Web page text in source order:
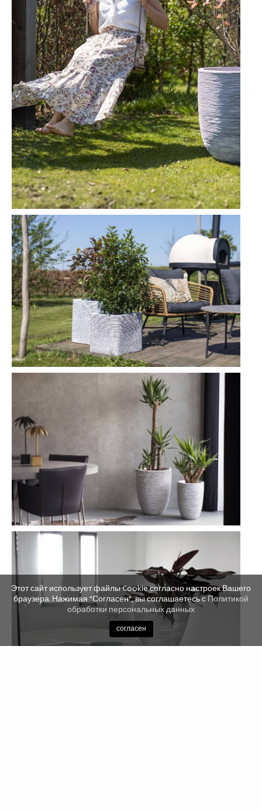
Этот сайт использует файлы Cookie согласно настроек Вашего
браузера. Нажимая "Согласен", вы соглашаетесь сПолитикой
обработки персональных данных
согласен